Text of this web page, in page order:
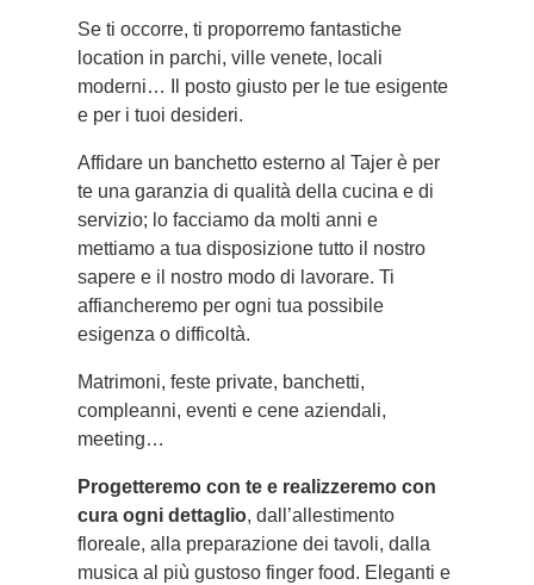
Se ti occorre, ti proporremo fantastiche
location in parchi, ville venete, locali
moderni… Il posto giusto per le tue esigente
e per i tuoi desideri.
Affidare un banchetto esterno al Tajer è per
te una garanzia di qualità della cucina e di
servizio; lo facciamo da molti anni e
mettiamo a tua disposizione tutto il nostro
sapere e il nostro modo di lavorare. Ti
affiancheremo per ogni tua possibile
esigenza o difficoltà.
Matrimoni, feste private, banchetti,
compleanni, eventi e cene aziendali,
meeting…
Progetteremo con te e realizzeremo con
cura ogni dettaglio, dall’allestimento
floreale, alla preparazione dei tavoli, dalla
musica al più gustoso finger food. Eleganti e